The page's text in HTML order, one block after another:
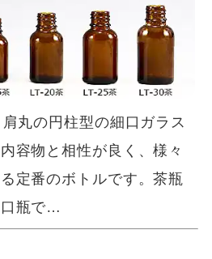
丸の円柱型の細口ガラス
容物と相性が良く、様々
定番のボトルです。茶瓶
口瓶で…